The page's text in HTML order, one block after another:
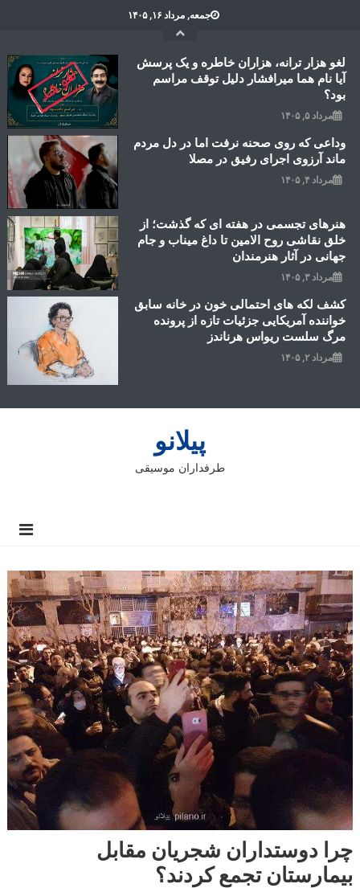
جمعه, مرداد ۱۶, ۱۴۰۵
لغو هزار ترانه، هزاران خاطره و یک پرسش
آیا نام هما میرافشار دلیل توقف مراسم
بود؟
مرداد ۵, ۱۴۰۵
وداعی که روی صحنه نرفت اما در دل مردم
ماند آرزوی اجرای رفیق در مصلا
مرداد ۴, ۱۴۰۵
هنرهای تجسمی در هفته ای که گذشت؛ از
خلق نقاشی روح الامین تا داغ میناب و جام
جهانی در آثار هنرمندان
مرداد ۳, ۱۴۰۵
کشف لکه های احتمالی خون در خانه سابق
خواننده آمریکایی جزئیات تازه از پرونده
مرگ سلست ریواس هرناندز
مرداد ۲, ۱۴۰۵
پیلانو
طرفداران موسیقی
چرا دوستداران شجریان مقابل
بیمارستان تجمع کردند؟